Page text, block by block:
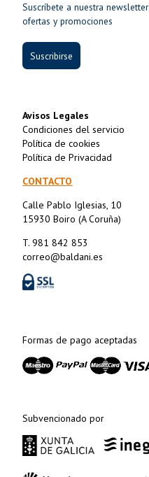
Suscríbete a nuestra
ofertas y promociones
Suscribirse
Avisos Legales
Condiciones del servicio
Política de cookies
Política de Privacidad
CONTACTO
Calle Pablo Iglesias, 10
15930 Boiro (A Coruña)
T. 981 842 853
correo@baldani.es
Formas de pago aceptadas
Subvencionado por